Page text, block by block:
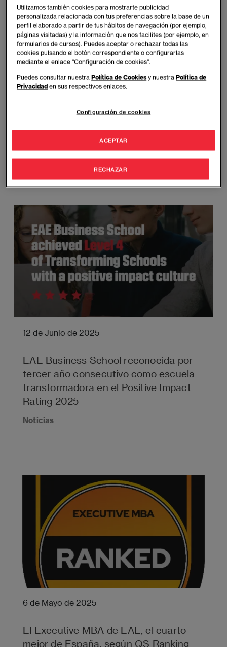
19 de Junio de 2025
campamentos de verano representa el
2,5% de presupuesto familiar
Noticias
12 de Junio de 2025
EAE Business School reconocida por
tercer año consecutivo como escuela
transformadora en el Positive Impact
Rating 2025
Noticias
6 de Mayo de 2025
El Executive MBA de EAE, el cuarto
mejor de España, según QS Ranking
Utilizamos también cookies para mostrarte publicidad
personalizada relacionada con tus preferencias sobre la base de un
perfil elaborado a partir de tus hábitos de navegación (por ejemplo,
páginas visitadas) y la información que nos facilites (por ejemplo, en
formularios de cursos). Puedes aceptar o rechazar todas las
cookies pulsando el botón correspondiente o configurarlas
mediante el enlace “Configuración de cookies”.
Puedes consultar nuestraPolítica de Cookies y nuestraPolítica de
Privacidad en sus respectivos enlaces.
Configuración de cookies
RECHAZAR
ACEPTAR